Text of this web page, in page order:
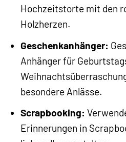
Hochzeitstorte mit den
Holzherzen.
Geschenkanhänger:
Anhänger für
besondere Anlässe.
Scrapbooking:
Erinnerungen in